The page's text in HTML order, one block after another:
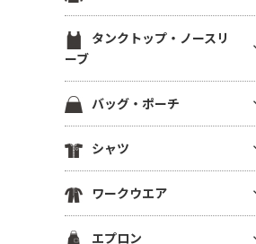
ラグランTシャツ
後染め・タイダイTシャツ
クロップドTシャツ
きれいめ・上質プレミアムTシ
ボーダーTシャツ
グラフィックTシャツ
ワンピース・チュニック
裏起毛パーカー
ドライスウェット パーカー
パーカーその他
スウェットカーディガン
半袖スウェット
ジャージ トラックパンツ
ハーフパンツ・ショーツ
ロングパンツ
スポーツ用インナー
ビブス
ブルゾン(裏地あり)
ブルゾン(厚手・防寒）
イベントブルゾン
コーチジャケット
スタジアムジャンパー
スポーツジャケット
フリースジャケット
ポンチョ
定番無地長袖Tシャツ
ドライ・機能性長袖Tシャツ
薄手長袖Tシャツ(4.9oz以下)
中肉長袖厚Tシャツ(5～5.5oz)
ヘビーウエイト長袖Tシャツ(5.
6～6.4oz)
厚手長袖Tシャツ(6.5oz～)
ビッグシルエット長袖Tシャツ
タンクトップ・ノースリ
ーブ
タンクトップ
ノースリーブ
ドライノースリーブ
キャミソール
バッグ・ポーチ
コットンバッグ
キャンバストートバッグ
ナイロン・ポリエステルバッグ
シャツ
半袖シャツ
長袖シャツ
7分袖・5分袖シャツ
ワークウエア
ワークシャツ(半袖)
エプロン